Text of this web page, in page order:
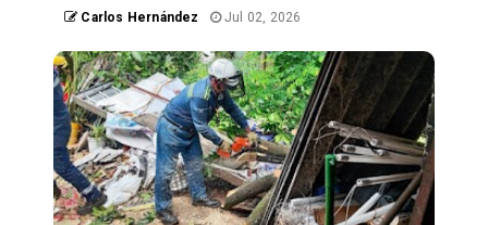
Carlos Hernández Jul 02, 2026